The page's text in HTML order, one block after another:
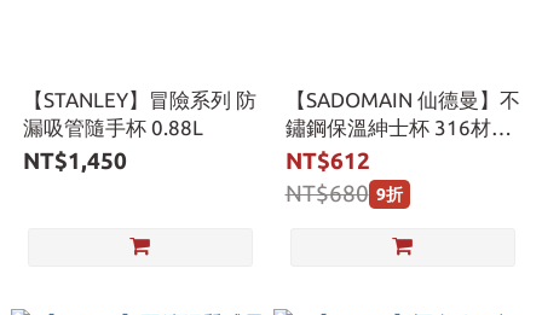
【STANLEY】冒險系列 防
漏吸管隨手杯 0.88L
NT$1,450
【SADOMAIN 仙德曼】不
鏽鋼保溫紳士杯 316材質
辦公杯
NT$612
NT$680 9折